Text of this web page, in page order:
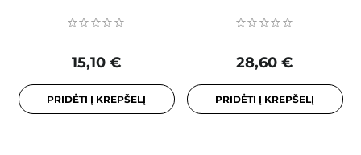
15,10 €
PRIDĖTI Į KREPŠELĮ
28,60 €
PRIDĖTI Į KREPŠELĮ